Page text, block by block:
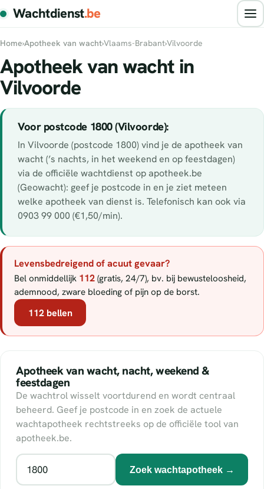
Wachtdienst.be
Home›Apotheek van wacht›Vlaams-Brabant›Vilvoorde
Apotheek van wacht in
Vilvoorde
Voor postcode 1800 (Vilvoorde):
In Vilvoorde (postcode 1800) vind je de apotheek van
wacht (’s nachts, in het weekend en op feestdagen)
via de officiële wachtdienst op apotheek.be
(Geowacht): geef je postcode in en je ziet meteen
welke apotheek van dienst is. Telefonisch kan ook via
0903 99 000 (€1,50/min).
Levensbedreigend of acuut gevaar?
Bel onmiddellijk 112 (gratis, 24/7), bv. bij bewusteloosheid,
ademnood, zware bloeding of pijn op de borst.
112 bellen
Apotheek van wacht, nacht, weekend &
feestdagen
De wachtrol wisselt voortdurend en wordt centraal
beheerd. Geef je postcode in en zoek de actuele
wachtapotheek rechtstreeks op de officiële tool van
apotheek.be.
Zoek wachtapotheek →